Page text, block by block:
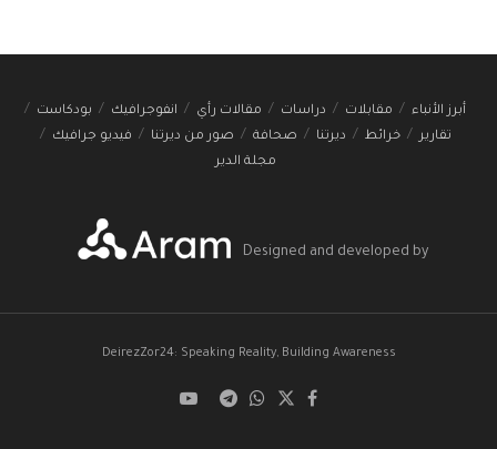
أبرز الأنباء مقابلات دراسات مقالات رأي انفوجرافيك
بودكاست
تقارير
خرائط ديرتنا صحافة صور من ديرتنا
فيديو جرافيك
مجلة الدير
Designed and developed by
DeirezZor24: Speaking Reality, Building Awareness